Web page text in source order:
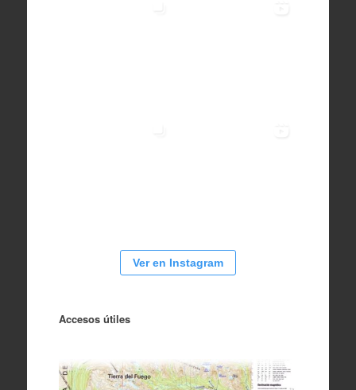
Ver en Instagram
Accesos útiles